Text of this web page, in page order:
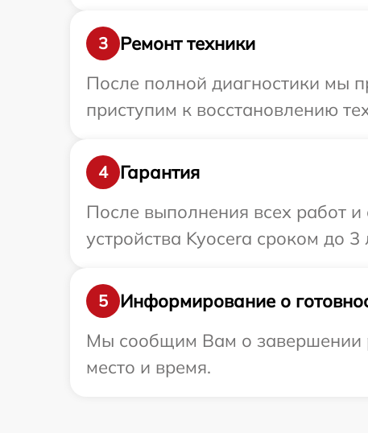
3
Ремонт техники
После полной диагностики мы
приступим к восстановлению
4
Гарантия
После выполнения всех работ
устройства Kyocera сроком до 3
5
Информирование о
Мы сообщим Вам о завершении
место и время.